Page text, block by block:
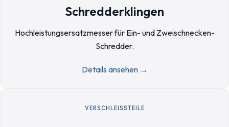
Schredderklingen
Hochleistungsersatzmesser für Ein- und Zweischnecken-
Schredder.
Details ansehen →
VERSCHLEISSTEILE